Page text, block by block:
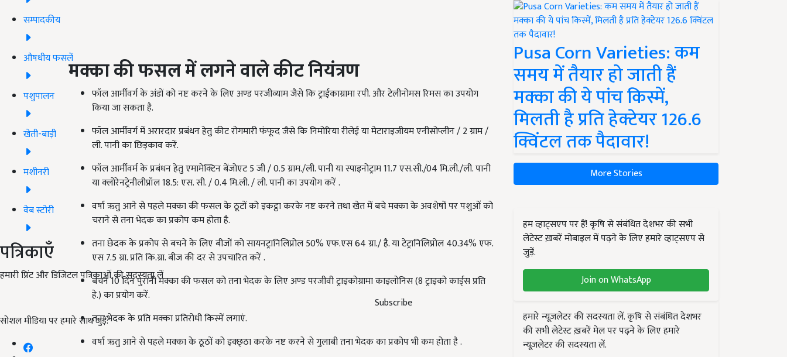
सम्पादकीय
औषधीय फसलें
पशुपालन
खेती-बाड़ी
मशीनरी
वेब स्टोरी
पत्रिकाएँ
हमारी प्रिंट और डिजिटल पत्रिकाओं की सदस्यता लें
Subscribe
सोशल मीडिया पर हमारे साथ जुड़ें:
मक्का की फसल में लगने वाले कीट नियंत्रण
फॉल आर्मीवर्ग के अंडों को नष्ट करने के लिए अण्ड परजीव्याम जैसे कि ट्राईकाग्रामा रपी. और टेलीनोमस रिमस का उपयोग
किया जा सकता है.
फॉल आर्मीवर्ग में अरारदार प्रबंधन हेतु कीट रोगमारी फंफूद जैसे कि निमोरिया रीलेई या मेटाराइजीयम एनीसोप्लीन / 2 ग्राम /
ली. पानी का छिड़काव करें.
फॉल आर्मीवर्म के प्रबंधन हेतु एमामेक्टिन बेंजोएट 5 जी / 0.5 ग्राम./ली. पानी या स्पाइनोट्राम 11.7 एस.सी./04 मि.ली./ली. पानी
या क्लोरेनट्रेनीलीप्रॉल 18.5: एस. सी. / 0.4 मि.ली. / ली. पानी का उपयोग करें .
वर्षा ऋतु आने से पहले मक्का की फसल के ठूटों को इकट्ठा करके नष्ट करने तथा खेत में बचे मक्का के अवशेषों पर पशुओं को
चराने से तना भेदक का प्रकोप कम होता है.
तना छेदक के प्रकोप से बचने के लिए बीजों को सायनट्रानिलिप्रोल 50% एफ.एस 64 ग्रा./ है. या टेट्रानिलिप्रोल 40.34% एफ.
एस 7.5 ग्रा. प्रति कि.ग्रा. बीज की दर से उपचारित करें .
बचने 10 दिन पुरानी मक्का की फसल को तना भेदक के लिए अण्ड परजीवी ट्राइकोग्रामा काइलोनिस (8 ट्राइको कार्ड्स प्रति
हे.) का प्रयोग करें.
तना भेदक के प्रति मक्का प्रतिरोधी किस्में लगाएं.
वर्षा ऋतु आने से पहले मक्का के ठूठों को इक्छ्ठा करके नष्ट करने से गुलाबी तना भेदक का प्रकोप भी कम होता है .
Pusa Corn Varieties: कम
समय में तैयार हो जाती हैं
मक्का की ये पांच किस्में,
मिलती है प्रति हेक्टेयर 126.6
क्विंटल तक पैदावार!
More Stories
हम व्हाट्सएप पर हैं! कृषि से संबंधित देशभर की सभी
लेटेस्ट ख़बरें मोबाइल में पढ़ने के लिए हमारे व्हाट्सएप से
जुड़ें.
Join on WhatsApp
हमारे न्यूज़लेटर की सदस्यता लें. कृषि से संबंधित देशभर
की सभी लेटेस्ट ख़बरें मेल पर पढ़ने के लिए हमारे
न्यूज़लेटर की सदस्यता लें.